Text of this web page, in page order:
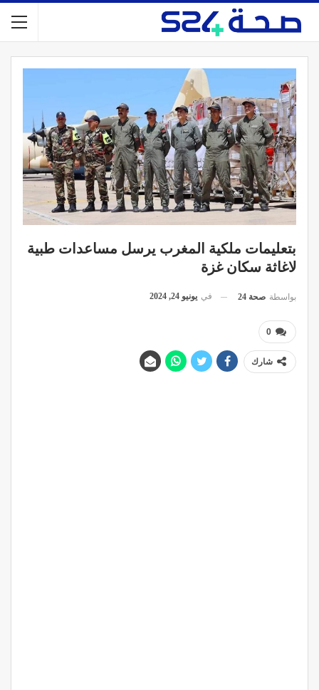
بتعليمات ملكية المغرب يرسل مساعدات طبية
لاغاثة سكان غزة
بواسطة صحة 24 في يونيو 24, 2024
0
شارك